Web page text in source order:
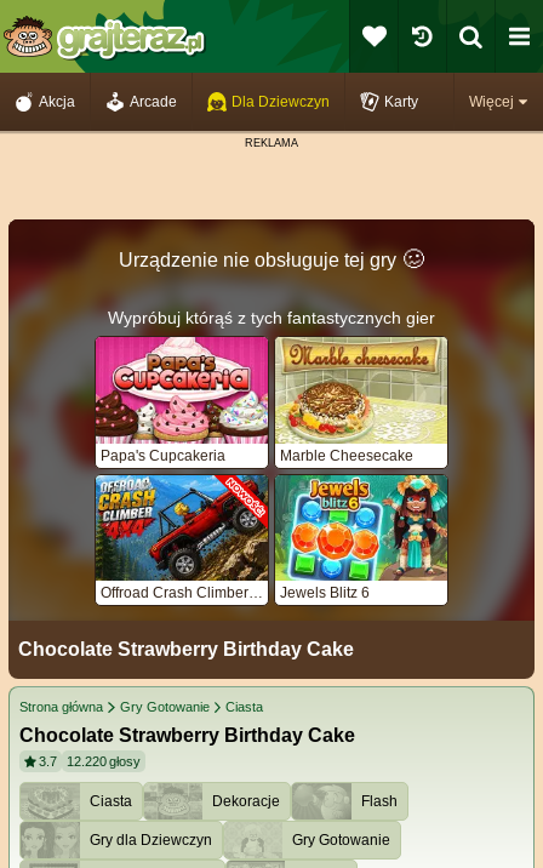
Więcej
Akcja Arcade Dla Dziewczyn Karty
Urządzenie nie obsługuje tej gry 🥴️
Wypróbuj którąś z tych fantastycznych gier
Papa's Cupcakeria Marble Cheesecake
Offroad Crash Climber 4X4 Jewels Blitz 6
Chocolate Strawberry Birthday Cake
Strona główna Gry Gotowanie Ciasta
Chocolate Strawberry Birthday Cake
3.7 12.220głosy
Ciasta Dekoracje Flash
Gry dla Dziewczyn Gry Gotowanie